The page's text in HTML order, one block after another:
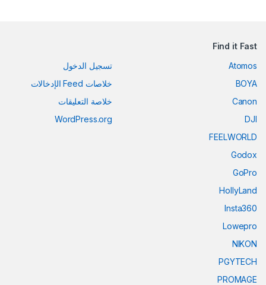
Find it Fast
Atomos
BOYA
Canon
DJI
FEELWORLD
Godox
GoPro
HollyLand
Insta360
Lowepro
NIKON
PGYTECH
PROMAGE
تسجيل الدخول
خلاصات Feed الإدخالات
خلاصة التعليقات
WordPress.org